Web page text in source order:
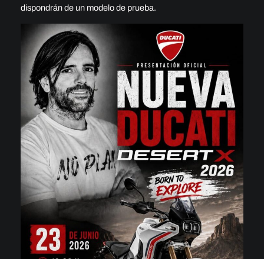
dispondrán de un modelo de prueba.